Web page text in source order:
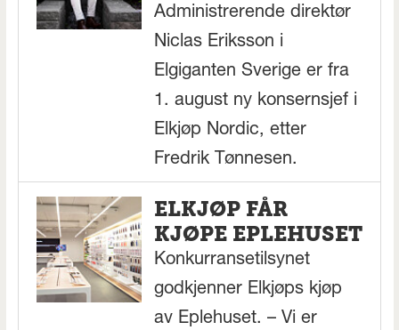
Administrerende direktør
Niclas Eriksson i
Elgiganten Sverige er fra
1. august ny konsernsjef i
Elkjøp Nordic, etter
Fredrik Tønnesen.
ELKJØP FÅR
KJØPE EPLEHUSET
Konkurransetilsynet
godkjenner Elkjøps kjøp
av Eplehuset. – Vi er